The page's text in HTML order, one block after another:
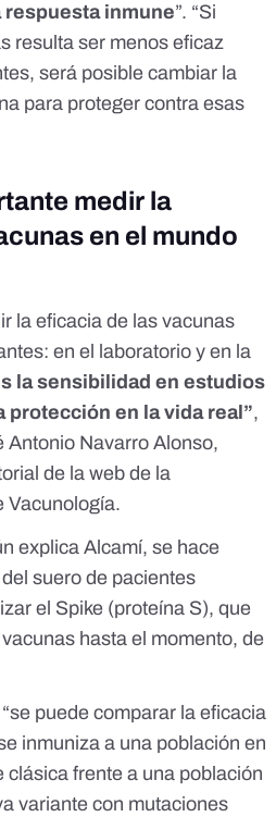
respuesta inmune”. “Si
resulta ser menos eficaz
será posible cambiar la
para proteger contra esas
medir la
en el mundo
la eficacia de las vacunas
en el laboratorio y en la
la sensibilidad en estudios
protección en la vida real”,
Antonio Navarro Alonso,
de la web de la
Vacunología.
explica Alcamí, se hace
suero de pacientes
el Spike (proteína S), que
hasta el momento, de
“se puede comparar la eficacia
inmuniza a una población en
clásica frente a una población
variante con mutaciones